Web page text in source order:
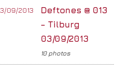
Deftones @ 013
– Tilburg
03/09/2013
10 photos